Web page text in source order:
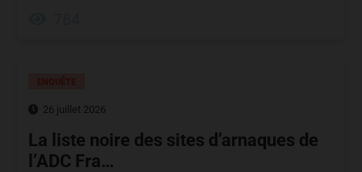
26 juillet 2026
La liste noire des sites d’arnaques de
l’ADC Fra…